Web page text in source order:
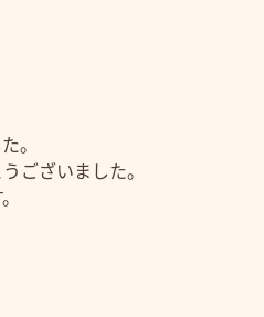
。
ございました。